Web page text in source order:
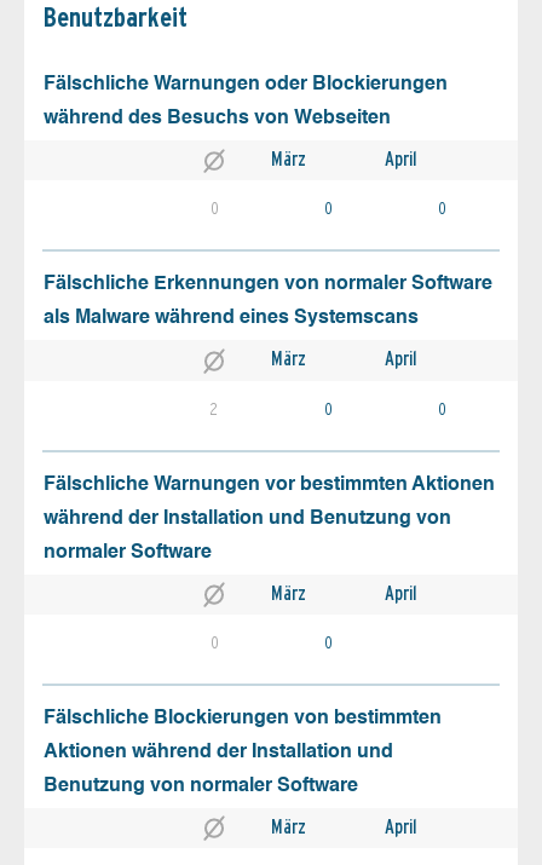
Benutz­barkeit
Fälschliche Warnungen oder Blockierungen
während des Besuchs von Webseiten
März April
0 0 0
Fälschliche Erkennungen von normaler Software
als Malware während eines Systemscans
März April
2 0 0
Fälschliche Warnungen vor bestimmten Aktionen
während der Installation und Benutzung von
normaler Software
März April
0 0
Fälschliche Blockierungen von bestimmten
Aktionen während der Installation und
Benutzung von normaler Software
März April